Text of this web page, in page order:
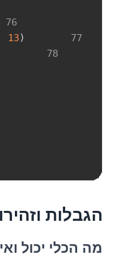
76
77
13)
78
הגבלות
מה הכלי יכול